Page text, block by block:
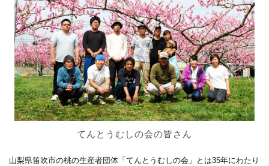
てんとうむしの会の皆さん
山梨県笛吹市の桃の生産者団体「てんとうむしの会」とは35年にわたり